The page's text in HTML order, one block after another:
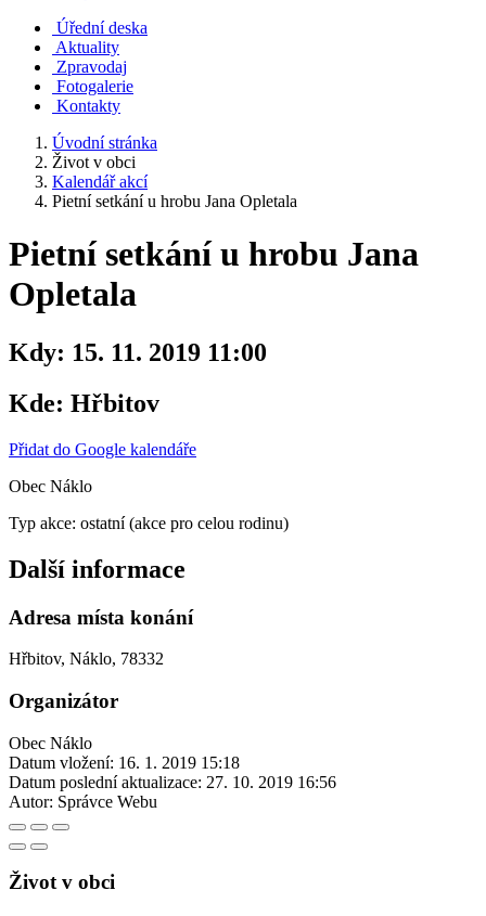
Úřední deska
Aktuality
Zpravodaj
Fotogalerie
Kontakty
Úvodní stránka
Život v obci
Kalendář akcí
Pietní setkání u hrobu Jana Opletala
Pietní setkání u hrobu Jana
Opletala
Kdy: 15. 11. 2019 11:00
Kde: Hřbitov
Přidat do Google kalendáře
Obec Náklo
Typ akce: ostatní (akce pro celou rodinu)
Další informace
Adresa místa konání
Hřbitov, Náklo, 78332
Organizátor
Obec Náklo
Datum vložení: 16. 1. 2019 15:18
Datum poslední aktualizace: 27. 10. 2019 16:56
Autor: Správce Webu
Život v obci